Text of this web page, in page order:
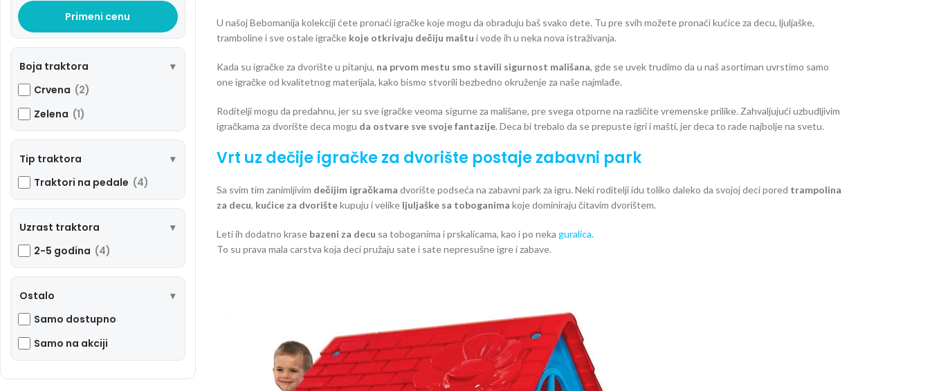
Primeni cenu
Boja traktora
Crvena (2)
Zelena (1)
Tip traktora
Traktori na pedale (4)
Uzrast traktora
2-5 godina (4)
Ostalo
Samo dostupno
Samo na akciji
U našoj Bebomanija kolekciji ćete pronaći igračke koje mogu da obraduju baš svako dete. Tu pre svih možete pronaći kućice za decu, ljuljaške,
tramboline i sve ostale igračke koje otkrivaju dečiju maštu i vode ih u neka nova istraživanja.
Kada su igračke za dvorište u pitanju, na prvom mestu smo stavili sigurnost mališana, gde se uvek trudimo da u naš asortiman uvrstimo samo
one igračke od kvalitetnog materijala, kako bismo stvorili bezbedno okruženje za naše najmlađe.
Roditelji mogu da predahnu, jer su sve igračke veoma sigurne za mališane, pre svega otporne na različite vremenske prilike. Zahvaljujući uzbudljivim
igračkama za dvorište deca mogu da ostvare sve svoje fantazije. Deca bi trebalo da se prepuste igri i mašti, jer deca to rade najbolje na svetu.
Vrt uz dečije igračke za dvorište postaje zabavni park
Sa svim tim zanimljivim dečijim igračkama dvorište podseća na zabavni park za igru. Neki roditelji idu toliko daleko da svojoj deci pored trampolina
za decu, kućice za dvorištekupuju i velike ljuljaške sa toboganima koje dominiraju čitavim dvorištem.
Leti ih dodatno krase bazeni za decu sa toboganima i prskalicama, kao i po neka guralica.
To su prava mala carstva koja deci pružaju sate i sate nepresušne igre i zabave.